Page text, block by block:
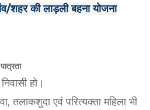
की लाड़ली बहना योजना
हो।
तलाकशुदा एवं परित्यक्ता महिला भी